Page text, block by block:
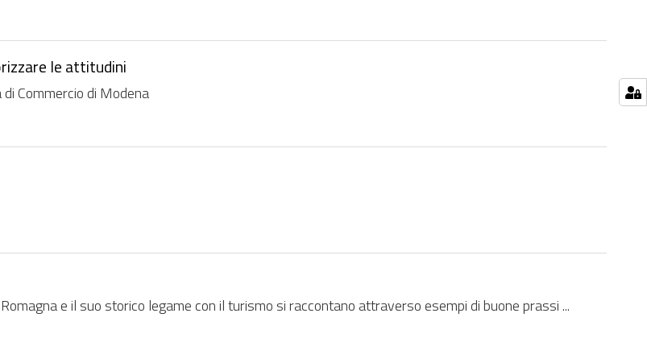
le attitudini
Commercio di Modena
e il suo storico legame con il turismo si raccontano attraverso esempi di buone prassi ...